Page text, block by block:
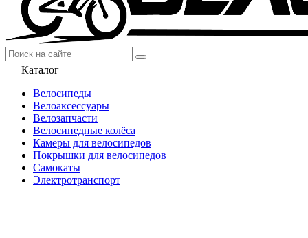
Каталог
Велосипеды
Велоаксессуары
Велозапчасти
Велосипедные колёса
Камеры для велосипедов
Покрышки для велосипедов
Самокаты
Электротранспорт